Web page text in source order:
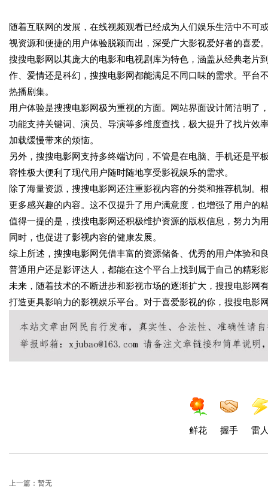
随着互联网的发展，在线视频观看已经成为人们娱乐生活中不
视资源和便捷的用户体验脱颖而出，深受广大影视爱好者的喜爱
搜搜电影网以其庞大的电影和电视剧库为特色，涵盖从经典老片
作、爱情还是科幻，搜搜电影网都能满足不同口味的需求。平台
热播剧集。
用户体验是搜搜电影网极为重视的方面。网站界面设计简洁明
功能支持关键词、演员、导演等多维度查找，极大提升了找片效
加载缓慢带来的烦恼。
另外，搜搜电影网支持多终端访问，不管是在电脑、手机还是
容性极大便利了现代用户随时随地享受影视娱乐的需求。
除了海量资源，搜搜电影网还注重影视内容的分类和推荐机制
更多感兴趣的内容。这不仅提升了用户满意度，也增强了用户的
值得一提的是，搜搜电影网还积极维护资源的版权信息，努力为
同时，也促进了影视内容的健康发展。
综上所述，搜搜电影网凭借丰富的资源储备、优秀的用户体验和
普通用户还是影评达人，都能在这个平台上找到属于自己的精彩
未来，随着技术的不断进步和影视市场的逐渐扩大，搜搜电影网
打造更具影响力的影视娱乐平台。对于喜爱影视的你，搜搜电影
鲜花 握手 雷
上一篇：暂无